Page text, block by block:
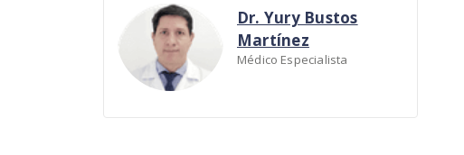
Dr. Yury Bustos
Martínez
Médico Especialista